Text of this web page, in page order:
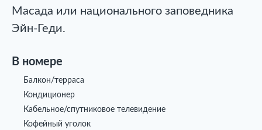
Масада или национального заповедника
Эйн-Геди.
В номере
Балкон/терраса
Кондиционер
Кабельное/спутниковое телевидение
Кофейный уголок